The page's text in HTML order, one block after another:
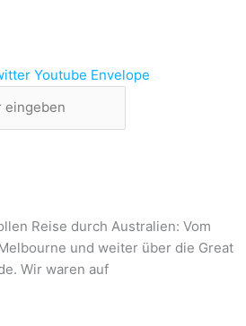
Youtube Envelope
Reise durch Australien: Vom
und weiter über die Great
Wir waren auf